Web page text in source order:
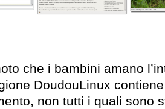
che i bambini amano
DoudouLinux
non tutti i quali sono